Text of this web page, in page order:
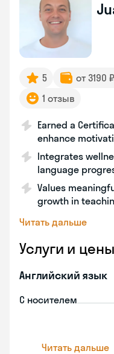
5 от 3190
1 отзыв
Earned a
enhance
Integrates
language
Values
growth in
Читать дальше
Услуги и цены
Английский язык
С носителем
Читать дальше